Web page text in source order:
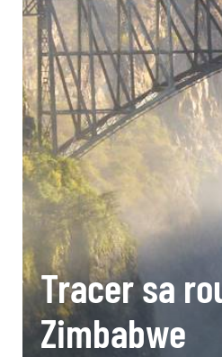
Tracer sa
Zimbabwe